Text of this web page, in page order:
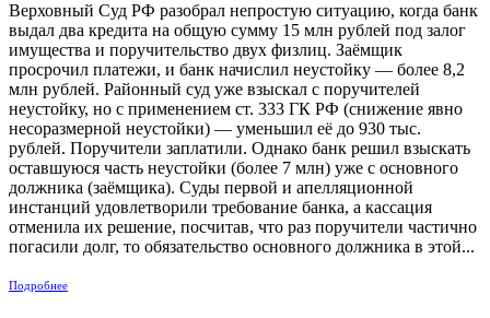
Верховный Суд РФ разобрал непростую ситуацию, когда банк
выдал два кредита на общую сумму 15 млн рублей под залог
имущества и поручительство двух физлиц. Заёмщик
просрочил платежи, и банк начислил неустойку — более 8,2
млн рублей. Районный суд уже взыскал с поручителей
неустойку, но с применением ст. 333 ГК РФ (снижение явно
несоразмерной неустойки) — уменьшил её до 930 тыс.
рублей. Поручители заплатили. Однако банк решил взыскать
оставшуюся часть неустойки (более 7 млн) уже с основного
должника (заёмщика). Суды первой и апелляционной
инстанций удовлетворили требование банка, а кассация
отменила их решение, посчитав, что раз поручители частично
погасили долг, то обязательство основного должника в этой...
Подробнее